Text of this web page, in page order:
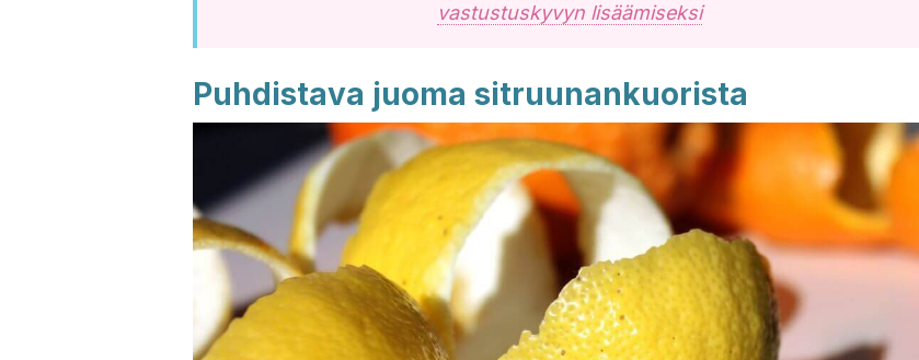
vastustuskyvyn lisäämiseksi
Puhdistava juoma sitruunankuorista